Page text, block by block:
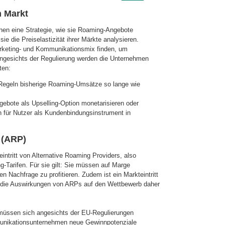
Markt
eine Strategie, wie sie Roaming-An­ge­bote
die Preiselastizität ihrer Märkte analysieren.
und Kommunika­tions­mix finden, um
der Regulierung werden die Unternehmen
bisherige Roaming-Umsätze so lange wie
als Upselling-Option monetarisieren oder
für Nutzer als Kundenbindungsinstrument in
von Alternative Roaming Providers, also
Tarifen. Für sie gilt: Sie müssen auf Marge
Nachfrage zu profitieren. Zudem ist ein Markteintritt
Auswirkungen von ARPs auf den Wettbewerb daher
sich angesichts der EU-Regu­lie­run­gen
neue Ge­winn­potenziale